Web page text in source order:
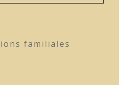
familiales